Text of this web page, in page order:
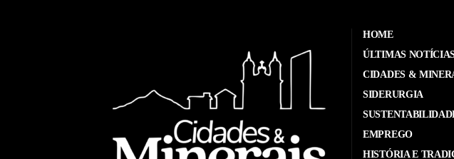
HOME
ÚLTIMAS
CIDADES &
SIDERURGIA
EMPREGO
HISTÓRIA E